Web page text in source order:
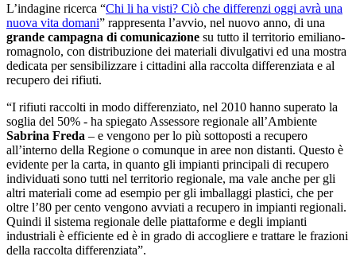
L’indagine ricerca “Chi li ha visti? Ciò che differenzi oggi avrà una
nuova vita domani” rappresenta l’avvio, nel nuovo anno, di una
grande campagna di comunicazione su tutto il territorio emiliano-
romagnolo, con distribuzione dei materiali divulgativi ed una mostra
dedicata per sensibilizzare i cittadini alla raccolta differenziata e al
recupero dei rifiuti.
“I rifiuti raccolti in modo differenziato, nel 2010 hanno superato la
soglia del 50% - ha spiegato Assessore regionale all’Ambiente
Sabrina Freda – e vengono per lo più sottoposti a recupero
all’interno della Regione o comunque in aree non distanti. Questo è
evidente per la carta, in quanto gli impianti principali di recupero
individuati sono tutti nel territorio regionale, ma vale anche per gli
altri materiali come ad esempio per gli imballaggi plastici, che per
oltre l’80 per cento vengono avviati a recupero in impianti regionali.
Quindi il sistema regionale delle piattaforme e degli impianti
industriali è efficiente ed è in grado di accogliere e trattare le frazioni
della raccolta differenziata”.